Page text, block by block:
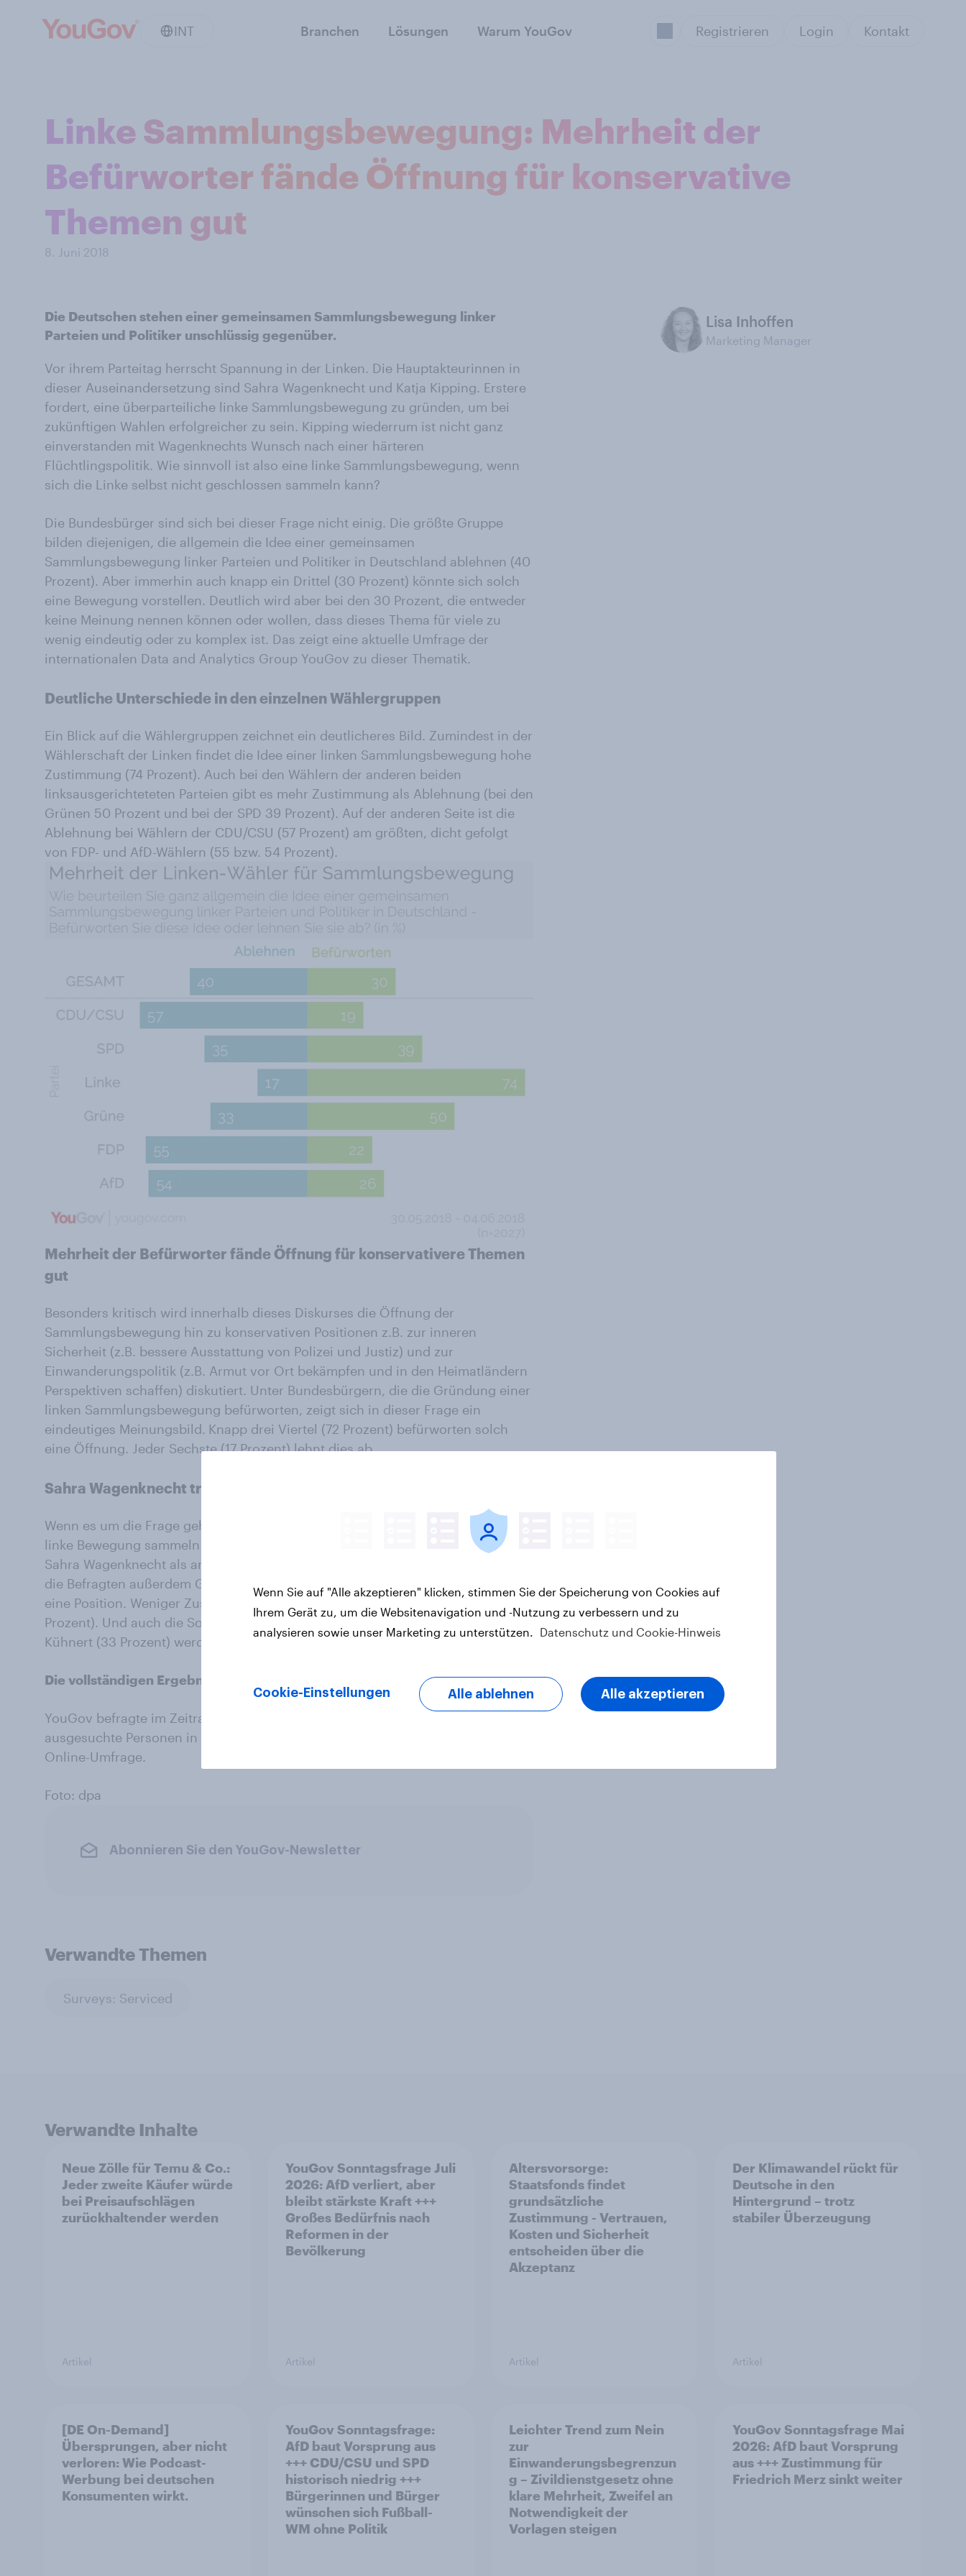
INT Branchen Lösungen Warum YouGov Registrieren Login Kontakt
Linke Sammlungsbewegung: Mehrheit der
Befürworter fände Öffnung für konservative
Themen gut
8. Juni 2018
Die Deutschen stehen einer gemeinsamen Sammlungsbewegung linker
Parteien und Politiker unschlüssig gegenüber.
Vor ihrem Parteitag herrscht Spannung in der Linken. Die Hauptakteurinnen in
dieser Auseinandersetzung sind Sahra Wagenknecht und Katja Kipping. Erstere
fordert, eine überparteiliche linke Sammlungsbewegung zu gründen, um bei
zukünftigen Wahlen erfolgreicher zu sein. Kipping wiederrum ist nicht ganz
einverstanden mit Wagenknechts Wunsch nach einer härteren
Flüchtlingspolitik. Wie sinnvoll ist also eine linke Sammlungsbewegung, wenn
sich die Linke selbst nicht geschlossen sammeln kann?
Die Bundesbürger sind sich bei dieser Frage nicht einig. Die größte Gruppe
bilden diejenigen, die allgemein die Idee einer gemeinsamen
Sammlungsbewegung linker Parteien und Politiker in Deutschland ablehnen (40
Prozent). Aber immerhin auch knapp ein Drittel (30 Prozent) könnte sich solch
eine Bewegung vorstellen. Deutlich wird aber bei den 30 Prozent, die entweder
keine Meinung nennen können oder wollen, dass dieses Thema für viele zu
wenig eindeutig oder zu komplex ist. Das zeigt eine aktuelle Umfrage der
internationalen Data and Analytics Group YouGov zu dieser Thematik.
Deutliche Unterschiede in den einzelnen Wählergruppen
Ein Blick auf die Wählergruppen zeichnet ein deutlicheres Bild. Zumindest in der
Wählerschaft der Linken findet die Idee einer linken Sammlungsbewegung hohe
Zustimmung (74 Prozent). Auch bei den Wählern der anderen beiden
linksausgerichteteten Parteien gibt es mehr Zustimmung als Ablehnung (bei den
Grünen 50 Prozent und bei der SPD 39 Prozent). Auf der anderen Seite ist die
Ablehnung bei Wählern der CDU/CSU (57 Prozent) am größten, dicht gefolgt
von FDP- und AfD-Wählern (55 bzw. 54 Prozent).
Mehrheit der Befürworter fände Öffnung für konservativere Themen
gut
Besonders kritisch wird innerhalb dieses Diskurses die Öffnung der
Sammlungsbewegung hin zu konservativen Positionen z.B. zur inneren
Sicherheit (z.B. bessere Ausstattung von Polizei und Justiz) und zur
Einwanderungspolitik (z.B. Armut vor Ort bekämpfen und in den Heimatländern
Perspektiven schaffen) diskutiert. Unter Bundesbürgern, die die Gründung einer
linken Sammlungsbewegung befürworten, zeigt sich in dieser Frage ein
eindeutiges Meinungsbild. Knapp drei Viertel (72 Prozent) befürworten solch
eine Öffnung. Jeder Sechste (17 Prozent) lehnt dies ab.
Sahra Wagenknecht trifft Nerv der Bundesbürger
Wenn es um die Frage geht, unter wessen Führung sich eine überparteiliche
linke Bewegung sammeln sollte, sehen Befürworter einer solchen Bewegung
Sahra Wagenknecht als am ehesten geeignet an. Neben Wagenknecht finden
die Befragten außerdem Gregor Gysi besonders passend (68 Prozent) für solch
eine Position. Weniger Zustimmung erhält Parteigenossin Katja Kipping (39
Prozent). Und auch die Sozialdemokraten Andrea Nahles (28 Prozent) und Kevin
Kühnert (33 Prozent) werden von weniger Befürwortern als geeignet angesehen.
Die vollständigen Ergebnisse der Befragung finden Sie
YouGov befragte im Zeitraum von 30.05.-04.06.2018 2.027 repräsentativ
ausgesuchte Personen in Deutschland ab 18 Jahren in einer geschlossenen
Online-Umfrage.
Foto: dpa
Abonnieren Sie den YouGov-Newsletter
Lisa Inhoffen
Marketing Manager
Verwandte Themen
Surveys: Serviced
Verwandte Inhalte
Neue Zölle für Temu & Co.:
Jeder zweite Käufer würde
bei Preisaufschlägen
zurückhaltender werden
Artikel
YouGov Sonntagsfrage Juli
2026: AfD verliert, aber
bleibt stärkste Kraft +++
Großes Bedürfnis nach
Reformen in der
Bevölkerung
Artikel
Altersvorsorge:
Staatsfonds findet
grundsätzliche
Zustimmung - Vertrauen,
Kosten und Sicherheit
entscheiden über die
Akzeptanz
Artikel
Der Klimawandel rückt für
Deutsche in den
Hintergrund – trotz
stabiler Überzeugung
Artikel
[DE On-Demand]
Übersprungen, aber nicht
verloren: Wie Podcast-
Werbung bei deutschen
Konsumenten wirkt.
YouGov Sonntagsfrage:
AfD baut Vorsprung aus
+++ CDU/CSU und SPD
historisch niedrig +++
Bürgerinnen und Bürger
wünschen sich Fußball-
WM ohne Politik
Leichter Trend zum Nein
zur
Einwanderungsbegrenzun
g – Zivildienstgesetz ohne
klare Mehrheit, Zweifel an
Notwendigkeit der
Vorlagen steigen
YouGov Sonntagsfrage Mai
2026: AfD baut Vorsprung
aus +++ Zustimmung für
Friedrich Merz sinkt weiter
Wenn Sie auf "Alle akzeptieren" klicken, stimmen Sie der Speicherung von Cookies auf
Ihrem Gerät zu, um die Websitenavigation und -Nutzung zu verbessern und zu
analysieren sowie unser Marketing zu unterstützen. Datenschutz und Cookie-Hinweis
Cookie-Einstellungen Alle ablehnen Alle akzeptieren